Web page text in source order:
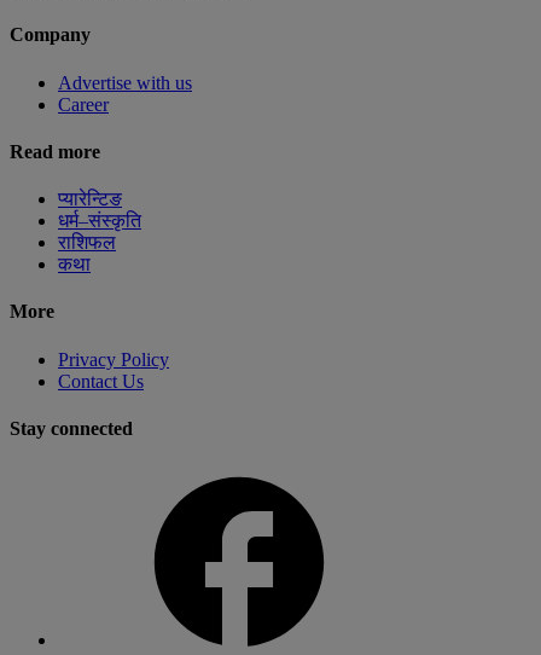
Company
Advertise with us
Career
Read more
प्यारेन्टिङ
धर्म–संस्कृति
राशिफल
कथा
More
Privacy Policy
Contact Us
Stay connected